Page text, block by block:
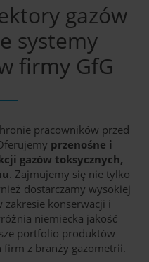
gazów
systemy
firmy GfG
pracowników przed
przenośne i
gazów toksycznych,
. Zajmujemy się nie tylko
dostarczamy wysokiej
zakresie konserwacji i
niemiecka jakość
portfolio produktów
z branży gazometrii.